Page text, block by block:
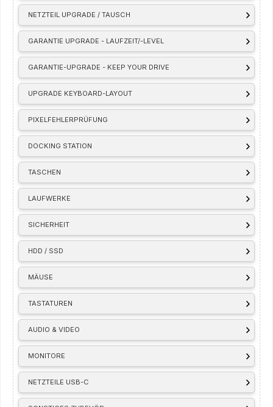
NETZTEIL UPGRADE / TAUSCH
GARANTIE UPGRADE - LAUFZEIT/-LEVEL
GARANTIE-UPGRADE - KEEP YOUR DRIVE
UPGRADE KEYBOARD-LAYOUT
PIXELFEHLERPRÜFUNG
DOCKING STATION
TASCHEN
LAUFWERKE
SICHERHEIT
HDD / SSD
MÄUSE
TASTATUREN
AUDIO & VIDEO
MONITORE
NETZTEILE USB-C